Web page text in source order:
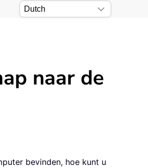
naar de
bevinden, hoe kunt u